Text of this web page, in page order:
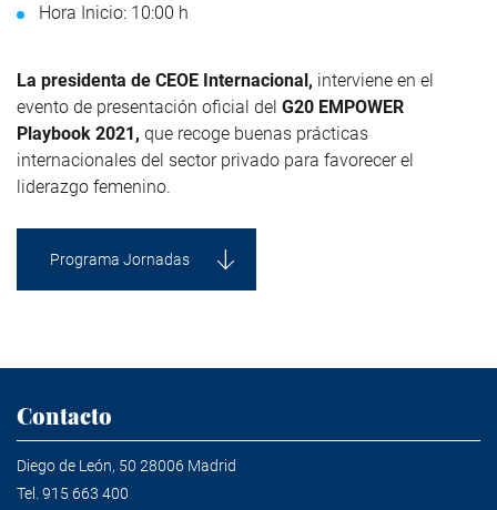
Hora Inicio: 10:00 h
La presidenta de CEOE Internacional, interviene en el
evento de presentación oficial del G20 EMPOWER
Playbook 2021, que recoge buenas prácticas
internacionales del sector privado para favorecer el
liderazgo femenino.
Programa Jornadas
Contacto
Diego de León, 50 28006 Madrid
Tel. 915 663 400